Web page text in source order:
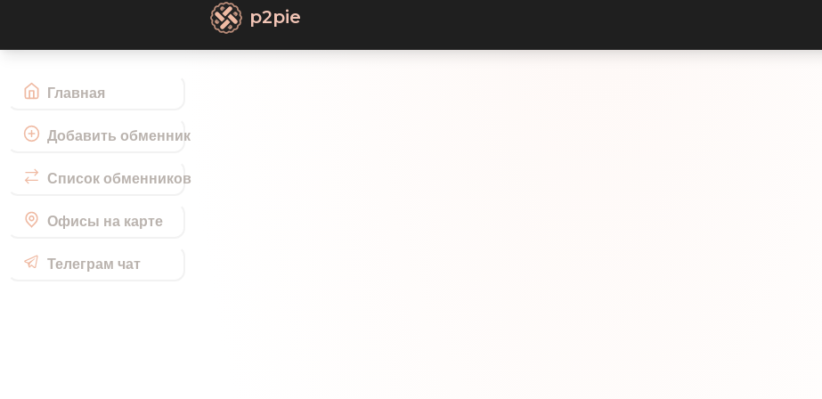
Главная
Добавить обменник
Список обменников
Офисы на карте
Телеграм чат
p2pie